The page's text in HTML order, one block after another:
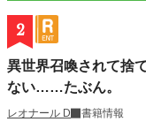
2
異世界召喚されて捨
ない……たぶん。
レオナール D
書籍情報